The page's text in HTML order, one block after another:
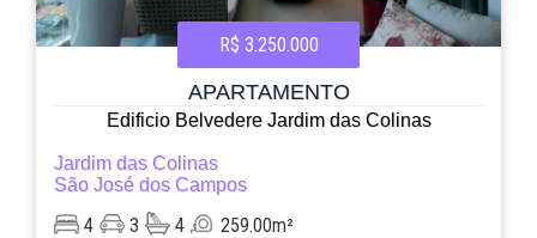
R$ 3.250.000
APARTAMENTO
Edificio Belvedere Jardim das Colinas
Jardim das Colinas
São José dos Campos
4 3 4 259.00m²